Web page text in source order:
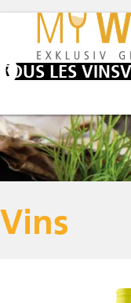
TOUS LES VINS
Vins